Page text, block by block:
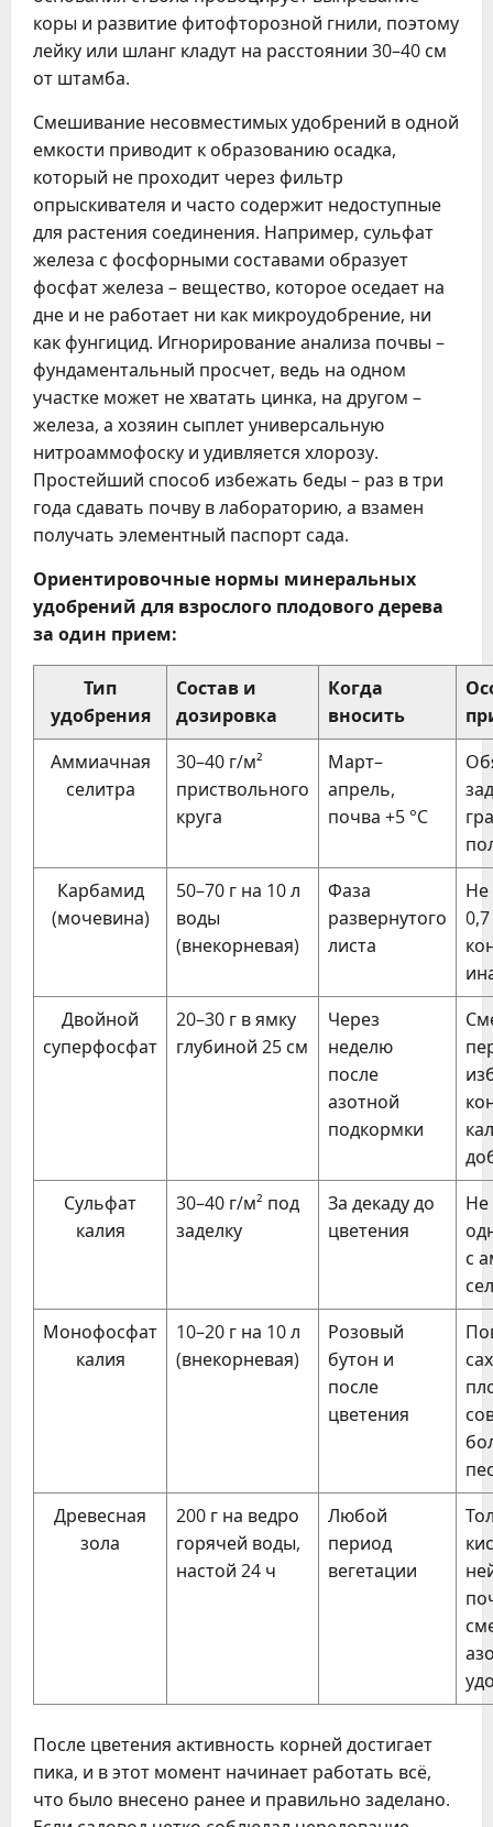
коры и развитие фитофторозной гнили, поэтому
лейку или шланг кладут на расстоянии 30–40 см
от штамба.
Смешивание несовместимых удобрений в одной
емкости приводит к образованию осадка,
который не проходит через фильтр
опрыскивателя и часто содержит недоступные
для растения соединения. Например, сульфат
железа с фосфорными составами образует
фосфат железа – вещество, которое оседает на
дне и не работает ни как микроудобрение, ни
как фунгицид. Игнорирование анализа почвы –
фундаментальный просчет, ведь на одном
участке может не хватать цинка, на другом –
железа, а хозяин сыплет универсальную
нитроаммофоску и удивляется хлорозу.
Простейший способ избежать беды – раз в три
года сдавать почву в лабораторию, а взамен
получать элементный паспорт сада.
Ориентировочные нормы минеральных
удобрений для взрослого плодового дерева
за один прием:
Тип
удобрения
Состав и
дозировка
Когда
вносить
Аммиачная
селитра
30–40 г/м²
приствольного
круга
Март–
апрель,
почва +5 °C
Карбамид
(мочевина)
50–70 г на 10 л
воды
(внекорневая)
Фаза
развернутого
листа
Не
Двойной
суперфосфат
20–30 г в ямку
глубиной 25 см
Через
неделю
после
азотной
подкормки
Сульфат
калия
30–40 г/м² под
заделку
За декаду до
цветения
Не
с
Монофосфат
калия
10–20 г на 10 л
(внекорневая)
Розовый
бутон и
после
цветения
Древесная
зола
200 г на ведро
горячей воды,
настой 24 ч
Любой
период
вегетации
После цветения активность корней достигает
пика, и в этот момент начинает работать всё,
что было внесено ранее и правильно заделано.